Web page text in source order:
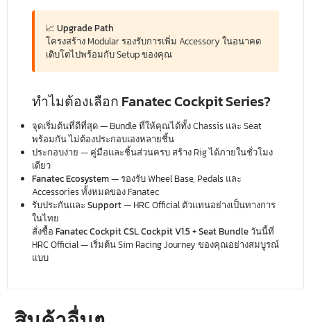
📈 Upgrade Path
โครงสร้าง Modular รองรับการเพิ่ม Accessory ในอนาคต
เติบโตไปพร้อมกับ Setup ของคุณ
ทำไมต้องเลือก Fanatec Cockpit Series?
จุดเริ่มต้นที่ดีที่สุด— Bundle ที่ให้คุณได้ทั้ง Chassis และ Seat
พร้อมกัน ไม่ต้องประกอบเองหลายชิ้น
ประกอบง่าย — คู่มือและชิ้นส่วนครบ สร้าง Rig ได้ภายในชั่วโมง
เดียว
Fanatec Ecosystem— รองรับ Wheel Base, Pedals และ
Accessories ทั้งหมดของ Fanatec
รับประกันและ Support— HRC Official ตัวแทนอย่างเป็นทางการ
ในไทย
สั่งซื้อ Fanatec Cockpit CSL Cockpit V1.5 + Seat Bundleวันนี้ที่
HRC Official — เริ่มต้น Sim Racing Journey ของคุณอย่างสมบูรณ์
แบบ